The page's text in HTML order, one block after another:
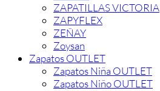
ZAPATILLAS VICTORIA
ZAPYFLEX
ZEÑAY
Zoysan
Zapatos OUTLET
Zapatos Niña OUTLET
Zapatos Niño OUTLET